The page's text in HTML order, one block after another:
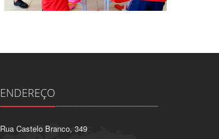
ENDEREÇO
Rua Castelo Branco, 349